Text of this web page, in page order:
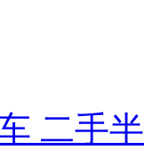
二手